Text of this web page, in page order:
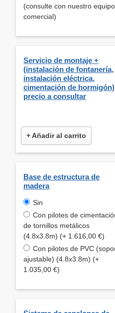
(consulte con nuestro equipo
comercial)
Servicio de montaje +
(instalación de fontanería,
instalación eléctrica,
cimentación de
precio a consultar
+ Añadir al carrito
Base de estructura de
madera
Sin
Con pilotes de
de tornillos metálicos
(4.8x3.8m) (+ 1.616,00 €)
Con pilotes de PVC
ajustable) (4.8x3.8m) (+
1.035,00 €)